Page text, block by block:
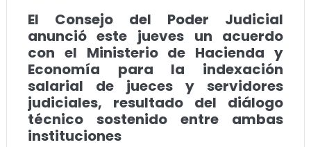
El Consejo del Poder Judicial
anunció este jueves un acuerdo
con el Ministerio de Hacienda y
Economía para la indexación
salarial de jueces y servidores
judiciales, resultado del diálogo
técnico sostenido entre ambas
instituciones